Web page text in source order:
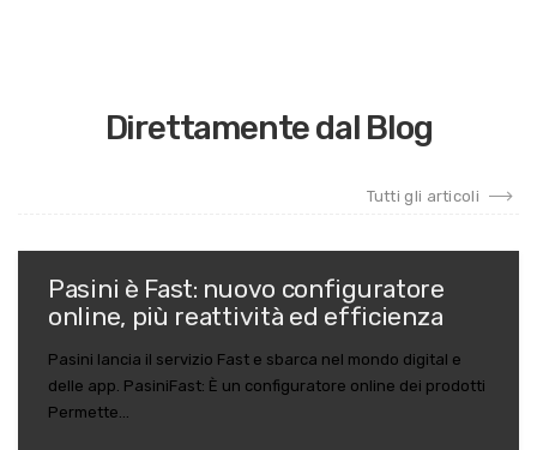
Direttamente dal Blog
Tutti gli articoli
Pasini è Fast: nuovo configuratore
online, più reattività ed efficienza
Pasini lancia il servizio Fast e sbarca nel mondo digital e
delle app. PasiniFast: È un configuratore online dei prodotti
Permette...